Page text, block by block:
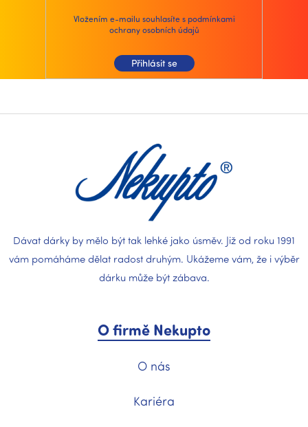
Vložením e-mailu souhlasíte spodmínkami
ochrany osobních údajů
Přihlásit se
á
Dávat dárky by mělo být tak lehké jako úsměv. Již od roku 1991
vám pomáháme dělat radost druhým. Ukážeme vám, že i výběr
dárku může být zábava.
O firmě Nekupto
O nás
Kariéra